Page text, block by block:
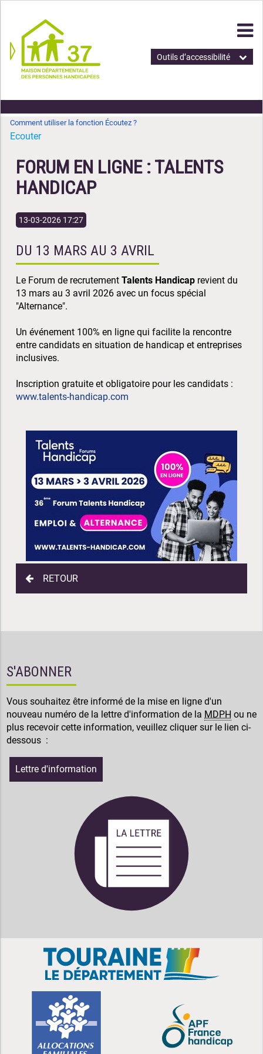
Outils d’accessibilité
Comment utiliser la fonction Écoutez ?
Ecouter
FORUM EN LIGNE : TALENTS
HANDICAP
13-03-2026 17:27
DU 13 MARS AU 3 AVRIL
Le Forum de recrutement Talents Handicap revient du
13 mars au 3 avril 2026 avec un focus spécial
"Alternance".
Un événement 100% en ligne qui facilite la rencontre
entre candidats en situation de handicap et entreprises
inclusives.
Inscription gratuite et obligatoire pour les candidats :
www.talents-handicap.com
RETOUR
S'ABONNER
Vous souhaitez être informé de la mise en ligne d'un
nouveau numéro de la lettre d'information de la MDPH ou ne
plus recevoir cette information, veuillez cliquer sur le lien ci-
dessous :
Lettre d'information